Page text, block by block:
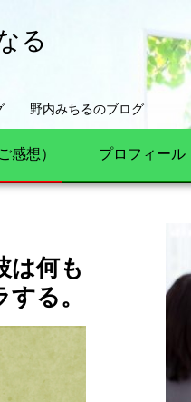
る
グ 野内みちるのブログ
感想） プロフィール
は何も
る。